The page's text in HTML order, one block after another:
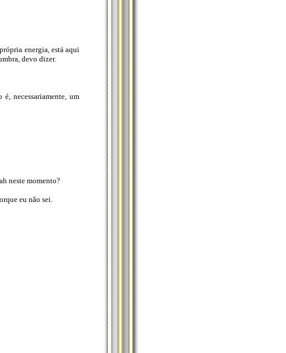
energia, está aqui
devo dizer.
necessariamente, um
neste momento?
eu não sei.